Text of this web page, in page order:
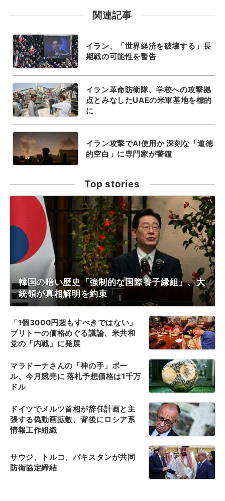
関連記事
イラン、「世界経済を破壊する」長
期戦の可能性を警告
イラン革命防衛隊、学校への攻撃拠
点とみなしたUAEの米軍基地を標的
に
イラン攻撃でAI使用か 深刻な「道徳
的空白」に専門家が警鐘
Top stories
韓国の暗い歴史「強制的な国際養子縁組」、大
統領が真相解明を約束
「1個3000円超もすべきではない」
ブリトーの価格めぐる議論、米共和
党の「内戦」に発展
マラドーナさんの「神の手」ボー
ル、今月競売に 落札予想価格は1千万
ドル
ドイツでメルツ首相が辞任計画と主
張する偽動画拡散、背後にロシア系
情報工作組織
サウジ、トルコ、パキスタンが共同
防衛協定締結